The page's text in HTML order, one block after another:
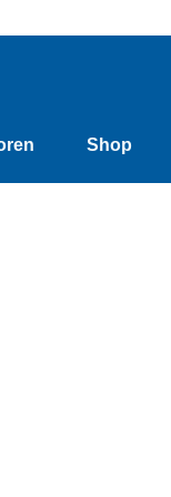
Shop